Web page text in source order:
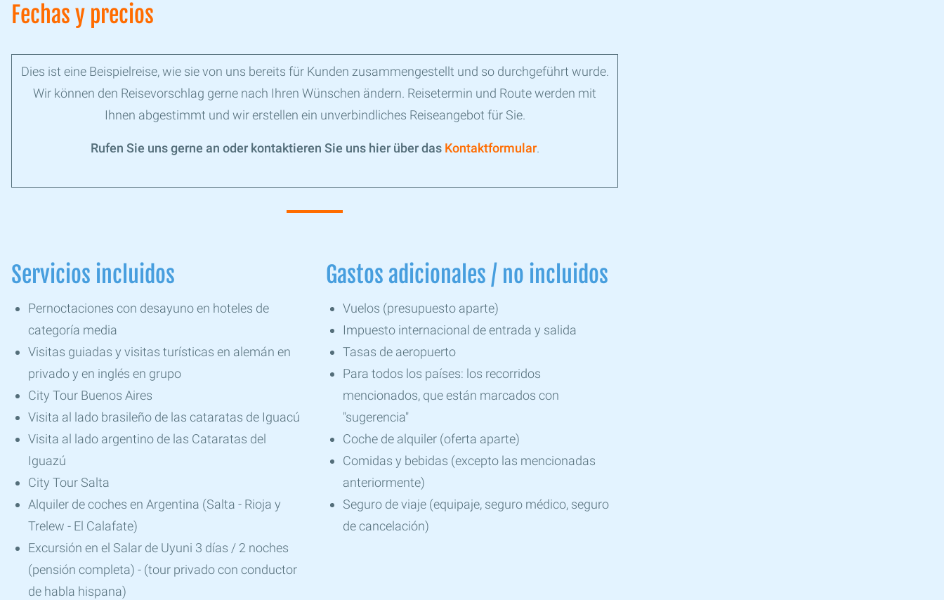
Fechas y precios
Dies ist eine Beispielreise, wie sie von uns bereits für Kunden zusammengestellt und so durchgeführt wurde.
Wir können den Reisevorschlag gerne nach Ihren Wünschen ändern. Reisetermin und Route werden mit
Ihnen abgestimmt und wir erstellen ein unverbindliches Reiseangebot für Sie.
Rufen Sie uns gerne an oder kontaktieren Sie uns hier über das Kontaktformular.
Servicios incluidos
Pernoctaciones con desayuno en hoteles de
categoría media
Visitas guiadas y visitas turísticas en alemán en
privado y en inglés en grupo
City Tour Buenos Aires
Visita al lado brasileño de las cataratas de Iguacú
Visita al lado argentino de las Cataratas del
Iguazú
City Tour Salta
Alquiler de coches en Argentina (Salta - Rioja y
Trelew - El Calafate)
Excursión en el Salar de Uyuni 3 días / 2 noches
(pensión completa) - (tour privado con conductor
de habla hispana)
Gastos adicionales / no incluidos
Vuelos (presupuesto aparte)
Impuesto internacional de entrada y salida
Tasas de aeropuerto
Para todos los países: los recorridos
mencionados, que están marcados con
"sugerencia"
Coche de alquiler (oferta aparte)
Comidas y bebidas (excepto las mencionadas
anteriormente)
Seguro de viaje (equipaje, seguro médico, seguro
de cancelación)